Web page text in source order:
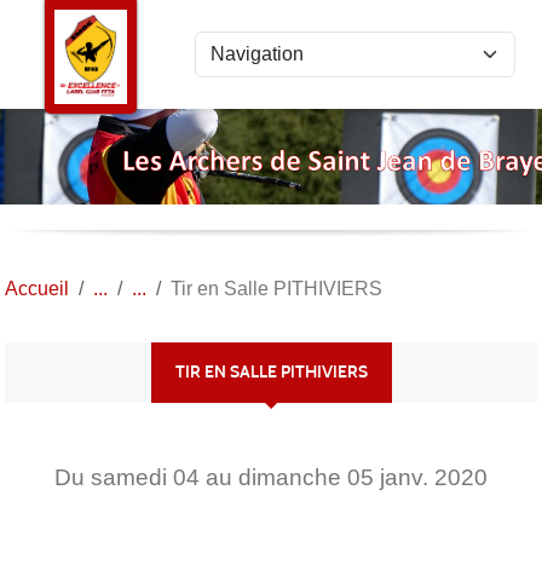
Accueil Tir en Salle PITHIVIERS
TIR EN SALLE PITHIVIERS
Du samedi 04 au dimanche 05 janv. 2020
Panneau de gestion des cookies